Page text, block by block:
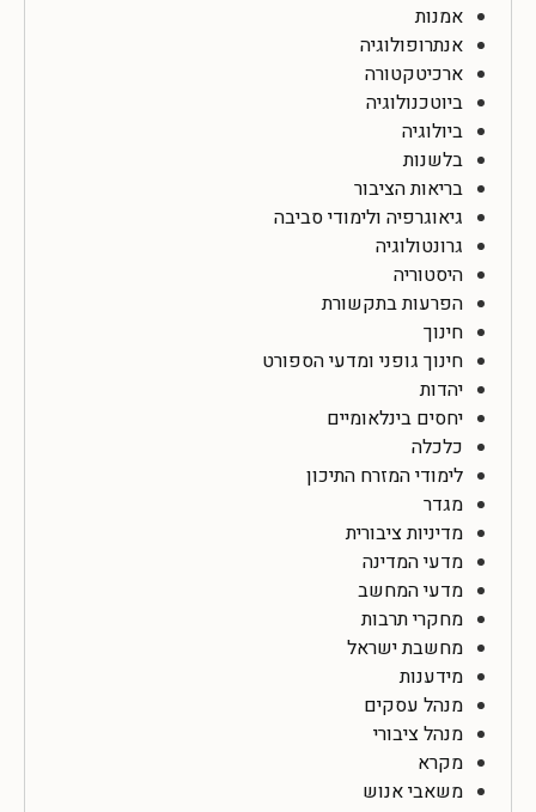
אמנות
אנתרופולוגיה
ארכיטקטורה
ביוטכנולוגיה
ביולוגיה
בלשנות
בריאות הציבור
גיאוגרפיה ולימודי סביבה
גרונטולוגיה
היסטוריה
הפרעות בתקשורת
חינוך
חינוך גופני ומדעי הספורט
יהדות
יחסים בינלאומיים
כלכלה
לימודי המזרח התיכון
מגדר
מדיניות ציבורית
מדעי המדינה
מדעי המחשב
מחקרי תרבות
מחשבת ישראל
מידענות
מנהל עסקים
מנהל ציבורי
מקרא
משאבי אנוש